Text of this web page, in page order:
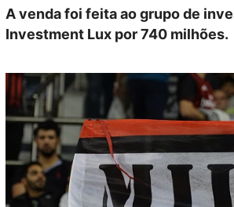
A venda foi feita ao grupo de
Investment Lux por 740 milhões.